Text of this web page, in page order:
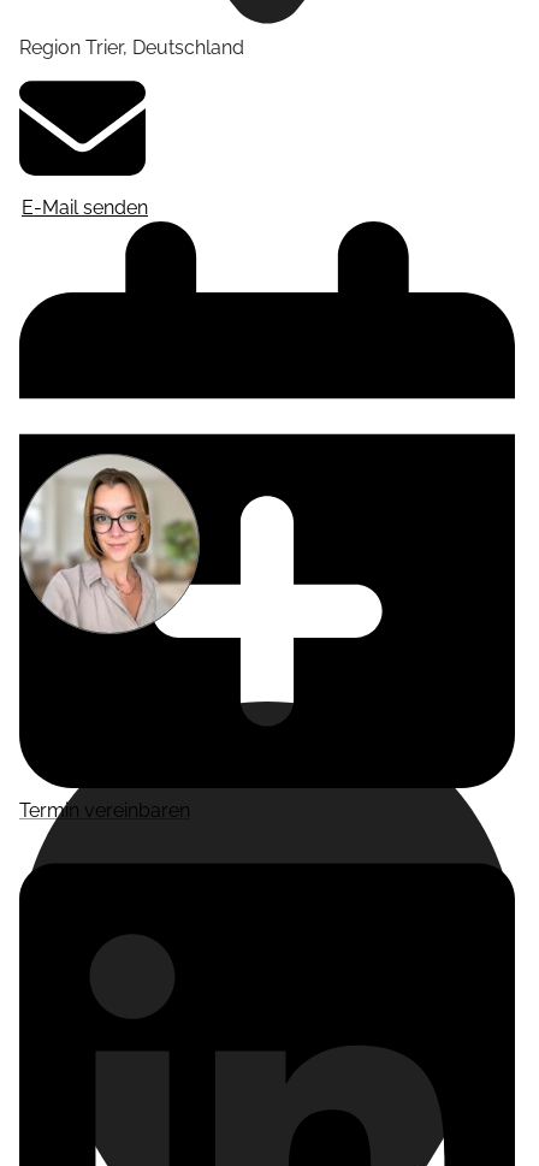
Region Trier, Deutschland
E-Mail senden
Termin vereinbaren